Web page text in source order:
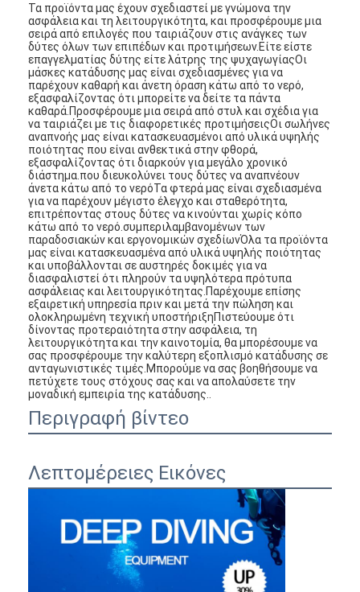
Τα προϊόντα μας έχουν σχεδιαστεί με γνώμονα την
ασφάλεια και τη λειτουργικότητα, και προσφέρουμε μια
σειρά από επιλογές που ταιριάζουν στις ανάγκες των
δύτες όλων των επιπέδων και προτιμήσεων.Είτε είστε
επαγγελματίας δύτης είτε λάτρης της ψυχαγωγίαςΟι
μάσκες κατάδυσης μας είναι σχεδιασμένες για να
παρέχουν καθαρή και άνετη όραση κάτω από το νερό,
εξασφαλίζοντας ότι μπορείτε να δείτε τα πάντα
καθαρά.Προσφέρουμε μια σειρά από στυλ και σχέδια για
να ταιριάζει με τις διαφορετικές προτιμήσειςΟι σωλήνες
αναπνοής μας είναι κατασκευασμένοι από υλικά υψηλής
ποιότητας που είναι ανθεκτικά στην φθορά,
εξασφαλίζοντας ότι διαρκούν για μεγάλο χρονικό
διάστημα.που διευκολύνει τους δύτες να αναπνέουν
άνετα κάτω από το νερόΤα φτερά μας είναι σχεδιασμένα
για να παρέχουν μέγιστο έλεγχο και σταθερότητα,
επιτρέποντας στους δύτες να κινούνται χωρίς κόπο
κάτω από το νερό.συμπεριλαμβανομένων των
παραδοσιακών και εργονομικών σχεδίωνΌλα τα προϊόντα
μας είναι κατασκευασμένα από υλικά υψηλής ποιότητας
και υποβάλλονται σε αυστηρές δοκιμές για να
διασφαλιστεί ότι πληρούν τα υψηλότερα πρότυπα
ασφάλειας και λειτουργικότητας.Παρέχουμε επίσης
εξαιρετική υπηρεσία πριν και μετά την πώληση και
ολοκληρωμένη τεχνική υποστήριξηΠιστεύουμε ότι
δίνοντας προτεραιότητα στην ασφάλεια, τη
λειτουργικότητα και την καινοτομία, θα μπορέσουμε να
σας προσφέρουμε την καλύτερη εξοπλισμό κατάδυσης σε
ανταγωνιστικές τιμές.Μπορούμε να σας βοηθήσουμε να
πετύχετε τους στόχους σας και να απολαύσετε την
μοναδική εμπειρία της κατάδυσης..
Περιγραφή βίντεο
Λεπτομέρειες Εικόνες